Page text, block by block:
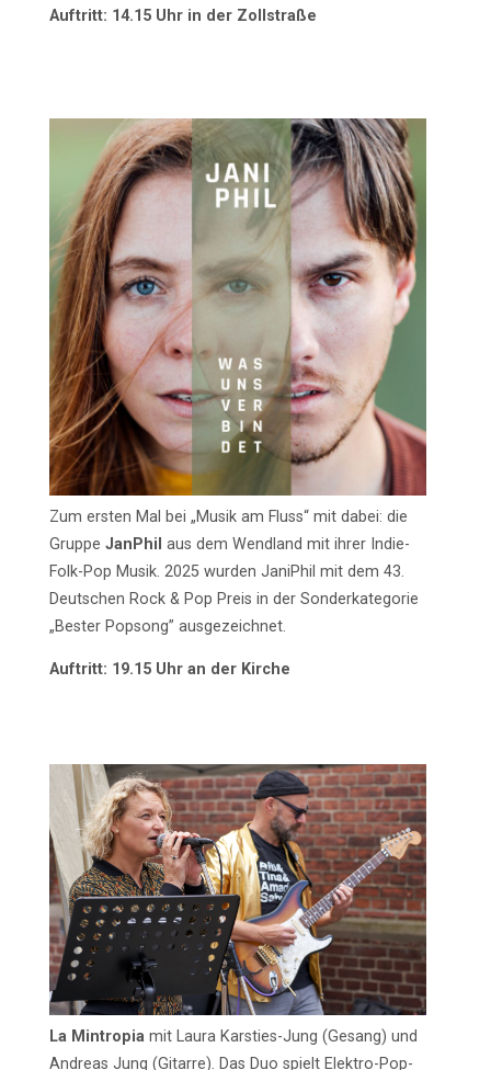
Auftritt: 14.15 Uhr in der Zollstraße
Zum ersten Mal bei „Musik am Fluss“ mit dabei: die
Gruppe JanPhil aus dem Wendland mit ihrer Indie-
Folk-Pop Musik. 2025 wurden JaniPhil mit dem 43.
Deutschen Rock & Pop Preis in der Sonderkategorie
„Bester Popsong” ausgezeichnet.
Auftritt: 19.15 Uhr an der Kirche
La Mintropiamit Laura Karsties-Jung (Gesang) und
Andreas Jung (Gitarre). Das Duo spielt Elektro-Pop-